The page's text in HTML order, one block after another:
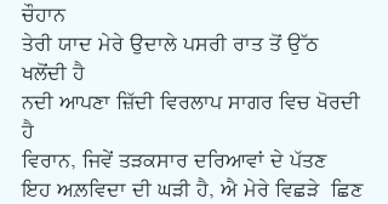
ਚੌਹਾਨ
ਤੇਰੀ ਯਾਦ ਮੇਰੇ ਉਦਾਲੇ ਪਸਰੀ ਰਾਤ ਤੋਂ ਉੱਠ
ਖਲੋਂਦੀ ਹੈ
ਨਦੀ ਆਪਣਾ ਜ਼ਿੱਦੀ ਵਿਰਲਾਪ ਸਾਗਰ ਵਿਚ ਖੋਰਦੀ
ਹੈ
ਵਿਰਾਨ, ਜਿਵੇਂ ਤੜਕਸਾਰ ਦਰਿਆਵਾਂ ਦੇ ਪੱਤਣ
ਇਹ ਅਲ਼ਵਿਦਾ ਦੀ ਘੜੀ ਹੈ, ਐ ਮੇਰੇ ਵਿਛੜੇ  ਛਿਣ